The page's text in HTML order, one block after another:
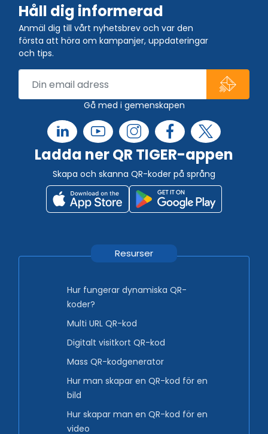
Håll dig informerad
Anmäl dig till vårt nyhetsbrev och var den
första att höra om kampanjer, uppdateringar
och tips.
Gå med i gemenskapen
Ladda ner QR TIGER-appen
Skapa och skanna QR-koder på språng
Resurser
Hur fungerar dynamiska QR-
koder?
Multi URL QR-kod
Digitalt visitkort QR-kod
Mass QR-kodgenerator
Hur man skapar en QR-kod för en
bild
Hur skapar man en QR-kod för en
video